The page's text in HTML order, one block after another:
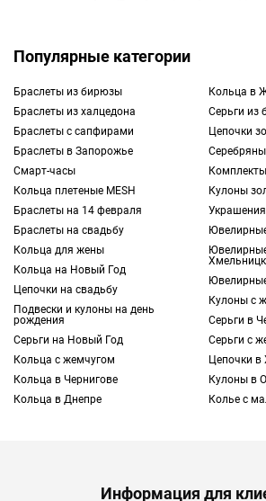
Популярные категории
Браслеты из бирюзы
Браслеты из халцедона
Браслеты с сапфирами
Браслеты в Запорожье
Смарт-часы
Кольца плетеные MESH
Браслеты на 14 февраля
Браслеты на свадьбу
Кольца для жены
Кольца на Новый Год
Цепочки на свадьбу
Подвески и кулоны на день
рождения
Серьги на Новый Год
Кольца с жемчугом
Кольца в Чернигове
Кольца в Днепре
Кольца в
Cерьги из
Цепочки
Кулоны
Кулоны с
Серьги в
Серьги с
Цепочки в
Кулоны в
Колье с
Информация для